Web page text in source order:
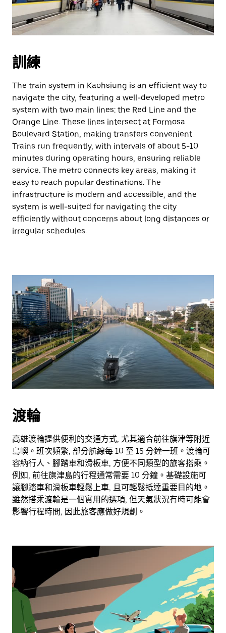
訓練
The train system in Kaohsiung is an efficient way to
navigate the city, featuring a well-developed metro
system with two main lines: the Red Line and the
Orange Line. These lines intersect at Formosa
Boulevard Station, making transfers convenient.
Trains run frequently, with intervals of about 5-10
minutes during operating hours, ensuring reliable
service. The metro connects key areas, making it
easy to reach popular destinations. The
infrastructure is modern and accessible, and the
system is well-suited for navigating the city
efficiently without concerns about long distances or
irregular schedules.
渡輪
高雄渡輪提供便利的交通方式, 尤其適合前往旗津等附近
島嶼。班次頻繁, 部分航線每 10 至 15 分鐘一班。渡輪可
容納行人、腳踏車和滑板車, 方便不同類型的旅客搭乘。
例如, 前往旗津島的行程通常需要 10 分鐘。基礎設施可
讓腳踏車和滑板車輕鬆上車, 且可輕鬆抵達重要目的地。
雖然搭乘渡輪是一個實用的選項, 但天氣狀況有時可能會
影響行程時間, 因此旅客應做好規劃。